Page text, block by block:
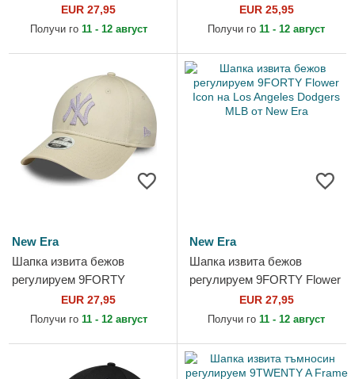
Infill на Los Angeles Dodgers
MLB от New Era
EUR 27,95
Получи го 11 - 12 август
Essential на New York
Yankees MLB от New Era
EUR 25,95
Получи го 11 - 12 август
New Era
Шапка извита бежов
регулируем 9FORTY
Metallic на New York
Yankees MLB от New Era
EUR 27,95
Получи го 11 - 12 август
New Era
Шапка извита бежов
регулируем 9FORTY Flower
Icon на Los Angeles Dodgers
MLB от New Era
EUR 27,95
Получи го 11 - 12 август